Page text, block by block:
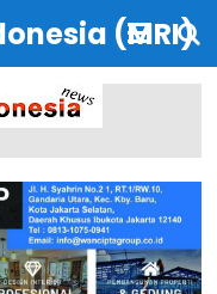
(MRI)